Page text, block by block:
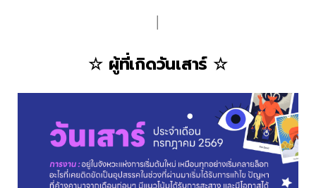
☆ ผู้ที่เกิดวันเสาร์ ☆